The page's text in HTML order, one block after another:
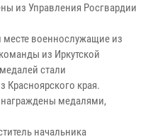
из Управления Росгвардии
военнослужащие из
из Иркутской
стали
Красноярского края.
медалями,
начальника